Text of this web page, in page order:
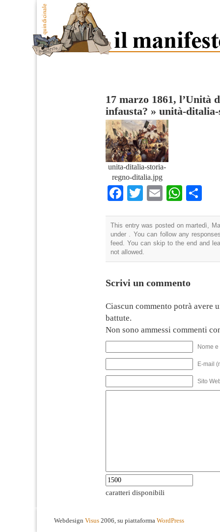
17 marzo 1861, l’Unità
infausta? » unità-
unita-ditalia-storia-
regno-ditalia.jpg
Facebook
TwitterEmail
This entry was posted on martedì,
under . You can follow any
feed. You can skip to the end and
not allowed.
Scrivi un commento
Ciascun commento potrà avere
battute.
Non sono ammessi commenti
Nome
E-mail
Sito
caratteri disponibili
Webdesign Visus 2006, su piattaforma WordPress